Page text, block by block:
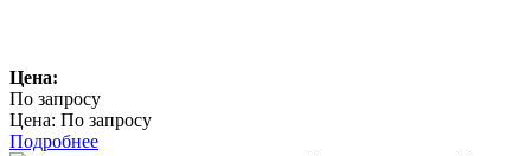
Цена:
По запросу
Цена: По запросу
Подробнее